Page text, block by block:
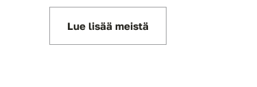
Lue lisää meistä